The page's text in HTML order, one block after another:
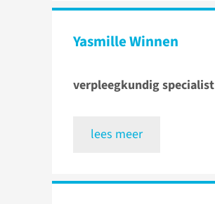
Yasmille Winnen
verpleegkundig specialist
lees meer